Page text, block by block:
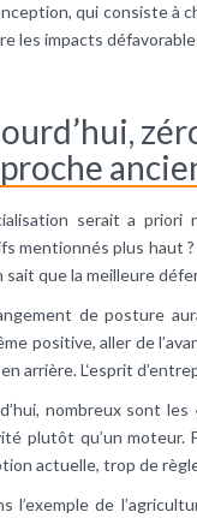
qui consiste à
les impacts
serait a
mentionnés plus haut
sait que la meilleure
de posture
positive, aller de
arrière. L‘esprit
nombreux sont
plutôt qu’un moteur.
actuelle, trop de
l’exemple de